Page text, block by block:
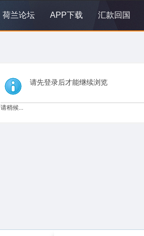
荷兰论坛 APP下载 汇款回国
请先登录后才能继续浏览
请稍候...